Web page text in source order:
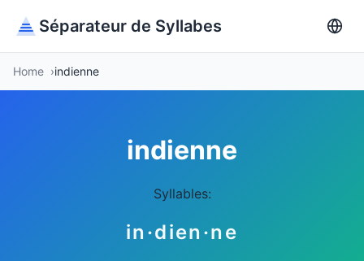
Séparateur de Syllabes
Home indienne
indienne
Syllables:
in·dien·ne